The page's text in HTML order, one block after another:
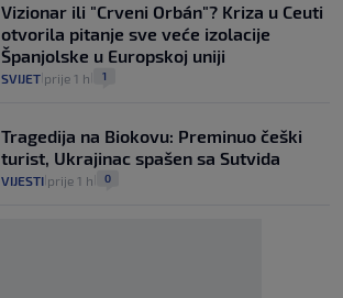
Vizionar ili "Crveni Orbán"? Kriza u Ceuti
otvorila pitanje sve veće izolacije
Španjolske u Europskoj uniji
SVIJET prije 1 h 1
Tragedija na Biokovu: Preminuo češki
turist, Ukrajinac spašen sa Sutvida
VIJESTI prije 1 h 0